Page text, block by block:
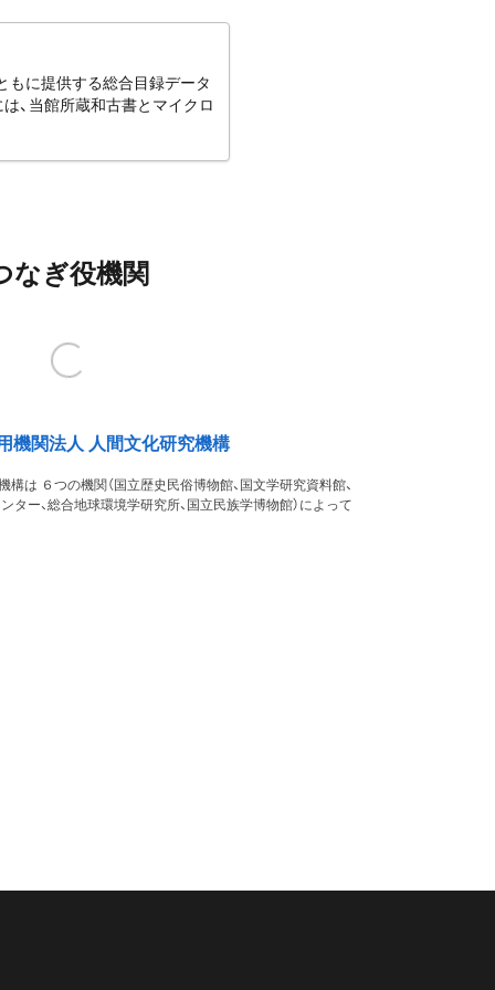
もに提供する総合目録データ
、当館所蔵和古書とマイクロ
なぎ役機関
機関法人 人間文化研究機構
は ６つの機関（国立歴史民俗博物館、国文学研究資料館、
ター、総合地球環境学研究所、国立民族学博物館）によって